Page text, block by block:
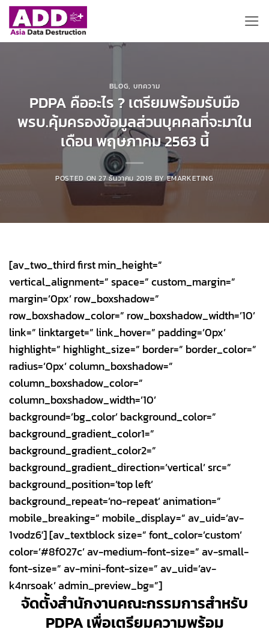
ข้าม
ไป
ยัง
BLOG, บทความ
PDPA คืออะไร ? เตรียมพร้อมรับมือ
พรบ.คุ้มครองข้อมูลส่วนบุคคลที่จะมาใน
เดือน พฤษภาคม 2563 นี้
POSTED ON27 ธันวาคม 2019BYEMARKETING
[av_two_third first min_height=”
vertical_alignment=” space=” custom_margin=”
margin=’0px’ row_boxshadow=”
row_boxshadow_color=” row_boxshadow_width=’10’
link=” linktarget=” link_hover=” padding=’0px’
highlight=” highlight_size=” border=” border_color=”
radius=’0px’ column_boxshadow=”
column_boxshadow_color=”
column_boxshadow_width=’10’
background=’bg_color’ background_color=”
background_gradient_color1=”
background_gradient_color2=”
background_gradient_direction=’vertical’ src=”
background_position=’top left’
background_repeat=’no-repeat’ animation=”
mobile_breaking=” mobile_display=” av_uid=’av-
1vodz6′] [av_textblock size=” font_color=’custom’
color=’#8f027c’ av-medium-font-size=” av-small-
font-size=” av-mini-font-size=” av_uid=’av-
k4nrsoak’ admin_preview_bg=”]
จัดตั้งสำนักงานคณะกรรมการสำหรับ
PDPA เพื่อเตรียมความพร้อม